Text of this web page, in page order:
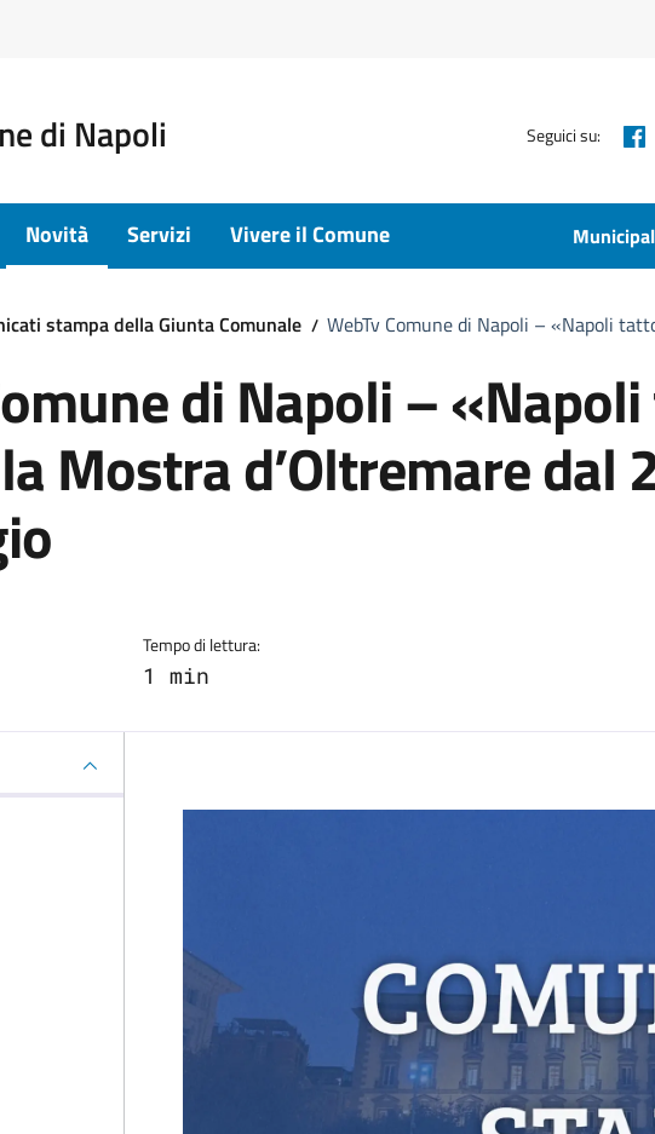
di Napoli Seguici su:
Novità Servizi Vivere il Comune
stampa della Giunta Comunale WebTv Comune di Napoli – «Napoli
di Napoli –
Mostra d’Oltremare dal
Tempo di lettura:
1 min